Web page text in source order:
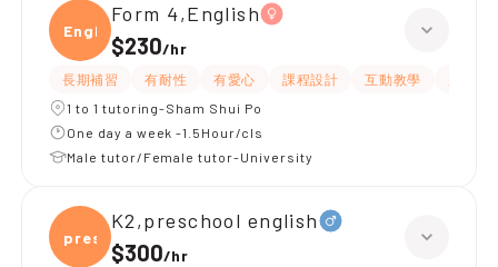
Engli
Form 4,English
$230/hr
長期補習 有耐性 有愛心 課程設計 互動教學
1 to 1 tutoring-Sham Shui Po
One day a week -1.5Hour/cls
Male tutor/Female tutor-University
presc
K2,preschool english
$300/hr